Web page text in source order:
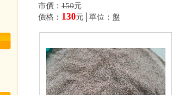
市價： 150元
價格： 130元│單位：盤